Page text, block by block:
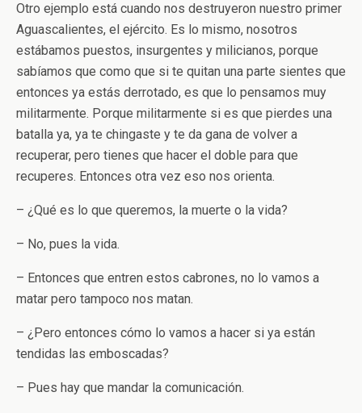
Otro ejemplo está cuando nos destruyeron nuestro primer
Aguascalientes, el ejército. Es lo mismo, nosotros
estábamos puestos, insurgentes y milicianos, porque
sabíamos que como que si te quitan una parte sientes que
entonces ya estás derrotado, es que lo pensamos muy
militarmente. Porque militarmente si es que pierdes una
batalla ya, ya te chingaste y te da gana de volver a
recuperar, pero tienes que hacer el doble para que
recuperes. Entonces otra vez eso nos orienta.
– ¿Qué es lo que queremos, la muerte o la vida?
– No, pues la vida.
– Entonces que entren estos cabrones, no lo vamos a
matar pero tampoco nos matan.
– ¿Pero entonces cómo lo vamos a hacer si ya están
tendidas las emboscadas?
­­– Pues hay que mandar la comunicación.